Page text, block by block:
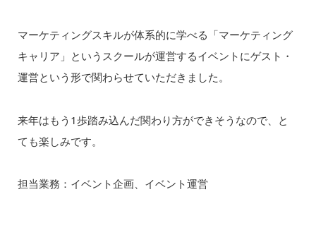
マーケティングスキルが体系的に学べる「マーケティング
キャリア」というスクールが運営するイベントにゲスト・
運営という形で関わらせていただきました。
来年はもう1歩踏み込んだ関わり方ができそうなので、と
ても楽しみです。
担当業務：イベント企画、イベント運営